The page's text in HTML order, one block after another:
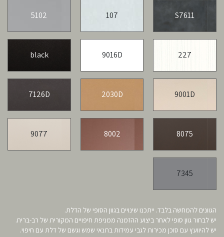
S7611
107
5102
227
9016D
black
9001D
2030D
7126D
8075
8002
9077
7345
הגוונים להמחשה בלבד. ייתכנו שינויים בגוון הסופי של הדלת.
יש לבחור גוון סופי לאחר ביצוע ההזמנה ממניפת חיפויים המקורית של רב-בריח.
יש להיוועץ עם סוכן מכירות לגבי עמידות בתנאי שמש וגשם של דלת עם חיפוי.